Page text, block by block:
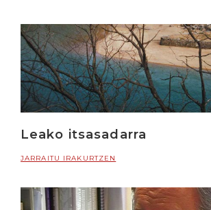
Leako itsasadarra
JARRAITU IRAKURTZEN